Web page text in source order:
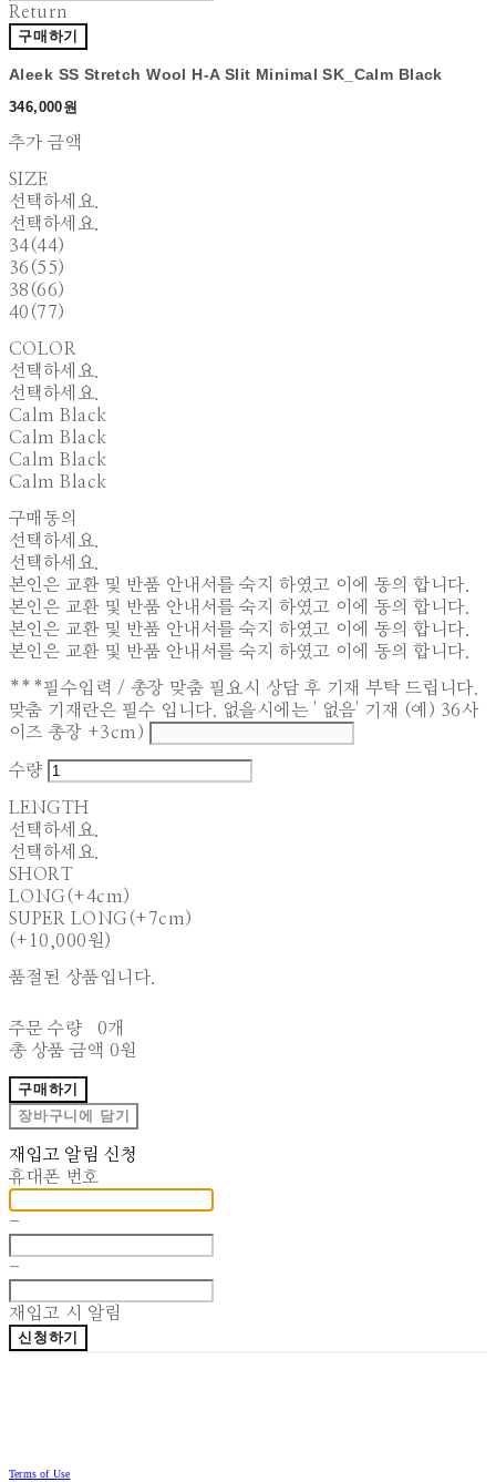
Return
구매하기
Aleek SS Stretch Wool H-A Slit Minimal SK_Calm Black
346,000원
추가 금액
SIZE
선택하세요.
선택하세요.
34(44)
36(55)
38(66)
40(77)
COLOR
선택하세요.
선택하세요.
Calm Black
Calm Black
Calm Black
Calm Black
구매동의
선택하세요.
선택하세요.
본인은 교환 및 반품 안내서를 숙지 하였고 이에 동의 합니다.
본인은 교환 및 반품 안내서를 숙지 하였고 이에 동의 합니다.
본인은 교환 및 반품 안내서를 숙지 하였고 이에 동의 합니다.
본인은 교환 및 반품 안내서를 숙지 하였고 이에 동의 합니다.
***필수입력 / 총장 맞춤 필요시 상담 후 기재 부탁 드립니다.
맞춤 기재란은 필수 입니다. 없을시에는 ' 없음' 기재 (예) 36사
이즈 총장 +3cm)
수량
LENGTH
선택하세요.
선택하세요.
SHORT
LONG(+4cm)
SUPER LONG(+7cm)
(+10,000원)
품절된 상품입니다.
주문 수량
0개
총 상품 금액 0원
구매하기
장바구니에 담기
재입고 알림 신청
휴대폰 번호
-
-
재입고 시 알림
신청하기
Terms of Use